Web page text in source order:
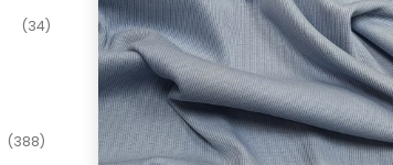
(34)
(388)